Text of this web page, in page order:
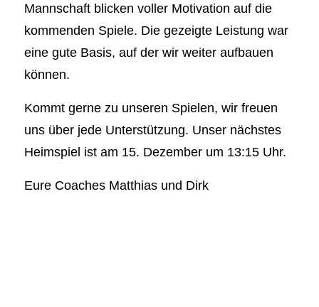
Mannschaft blicken voller Motivation auf die
kommenden Spiele. Die gezeigte Leistung war
eine gute Basis, auf der wir weiter aufbauen
können.
Kommt gerne zu unseren Spielen, wir freuen
uns über jede Unterstützung. Unser nächstes
Heimspiel ist am 15. Dezember um 13:15 Uhr.
Eure Coaches Matthias und Dirk